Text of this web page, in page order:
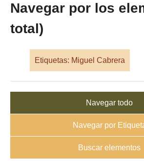
Navegar por los
total)
Etiquetas: Miguel Cabrera
Navegar todo
Navegar por
Buscar elementos